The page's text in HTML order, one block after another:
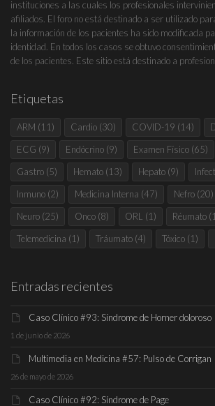
instituciones a las cuales los profesionales
afiliados. El foro no está destinado a ser utilizado
la información de los pacientes ha sido modificada
identidad. En todos los casos se obtuvo
de los pacientes. Este sitio está destinado a
Etiquetas
ARM (11) Cardio (30) COVID-19 (14)
ECG (9) Endócrino (9) Examen Físico (65)
Gastro (5) Hemato (13) Hepato (9)
Inmuno (2) Medicina Interna (47) Nefro (20)
Neuro (25) Onco (8) ORL (1) Réumato
Telemedicina (1) Tráumato (4) Tóxico (1)
Entradas recientes
Caso Clínico #93: Síndrome de Horner doloroso
1 de junio de 2026
Multimedia en Medicina #57: Pulso de Corrigan
26 de mayo de 2026
Caso Clínico #92: Síndrome de Page